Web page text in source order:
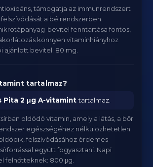
támogatja az immunrendszert
felszívódását a bélrendszerben.
bevitel fenntartása fontos,
könnyen vitaminhiányhoz
ajánlott bevitel: 80 mg.
tartalmaz?
Pita 2 μg A-vitaminttartalmaz.
oldódó vitamin, amely a látás, a bőr
egészségéhez nélkülözhetetlen.
felszívódásához érdemes
együtt fogyasztani. Napi
felnőtteknek: 800 μg.